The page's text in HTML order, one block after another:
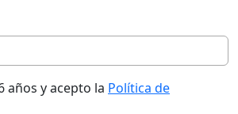
años y acepto la Política de